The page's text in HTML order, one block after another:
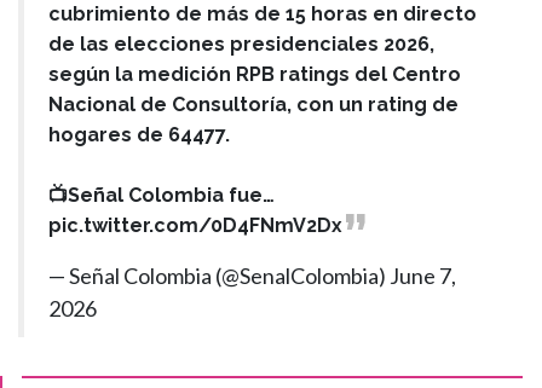
cubrimiento de más de 15 horas en directo
de las elecciones presidenciales 2026,
según la medición RPB ratings del Centro
Nacional de Consultoría, con un rating de
hogares de 64477.
📺Señal Colombia fue…
pic.twitter.com/0D4FNmV2Dx
— Señal Colombia (@SenalColombia) June 7,
2026